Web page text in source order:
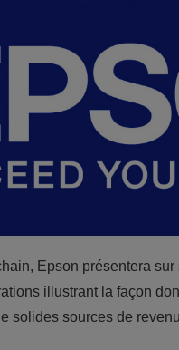
Epson présentera
illustrant la façon
solides sources de